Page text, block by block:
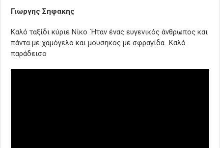
Γιωργης Σηφακης
Καλό ταξίδι κύριε Νίκο .Ήταν ένας ευγενικός άνθρωπος και
πάντα με χαμόγελο και μουσηκος με σφραγίδα…Καλό
παράδεισο